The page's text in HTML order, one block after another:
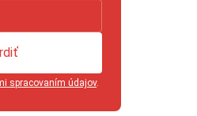
spracovaním údajov.